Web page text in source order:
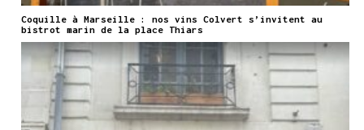
Coquille à Marseille : nos vins Colvert s’invitent au
bistrot marin de la place Thiars